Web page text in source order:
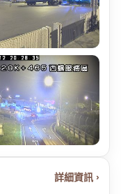
詳細資訊 ›